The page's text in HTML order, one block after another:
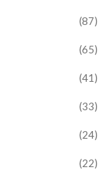
(87)
(65)
(41)
(33)
(24)
(22)